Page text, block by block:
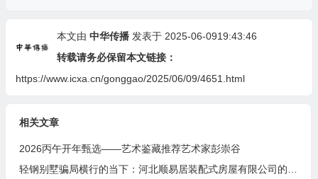
本文由 中华传播发表于 2025-06-0919:43:46
转载请务必保留本文链接：
https://www.icxa.cn/gonggao/2025/06/09/4651.html
相关文章
2026丙午开年甄选——艺术鉴藏推荐艺术家彭崇谷